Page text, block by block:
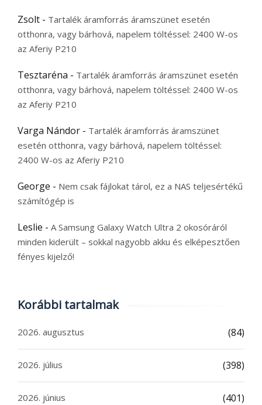
Zsolt - Tartalék áramforrás áramszünet esetén
otthonra, vagy bárhová, napelem töltéssel: 2400 W-os
az Aferiy P210
Tesztaréna - Tartalék áramforrás áramszünet esetén
otthonra, vagy bárhová, napelem töltéssel: 2400 W-os
az Aferiy P210
Varga Nándor - Tartalék áramforrás áramszünet
esetén otthonra, vagy bárhová, napelem töltéssel:
2400 W-os az Aferiy P210
George - Nem csak fájlokat tárol, ez a NAS teljesértékű
számítógép is
Leslie - A Samsung Galaxy Watch Ultra 2 okosóráról
minden kiderült – sokkal nagyobb akku és elképesztően
fényes kijelző!
Korábbi tartalmak
2026. augusztus (84)
2026. július (398)
2026. június (401)